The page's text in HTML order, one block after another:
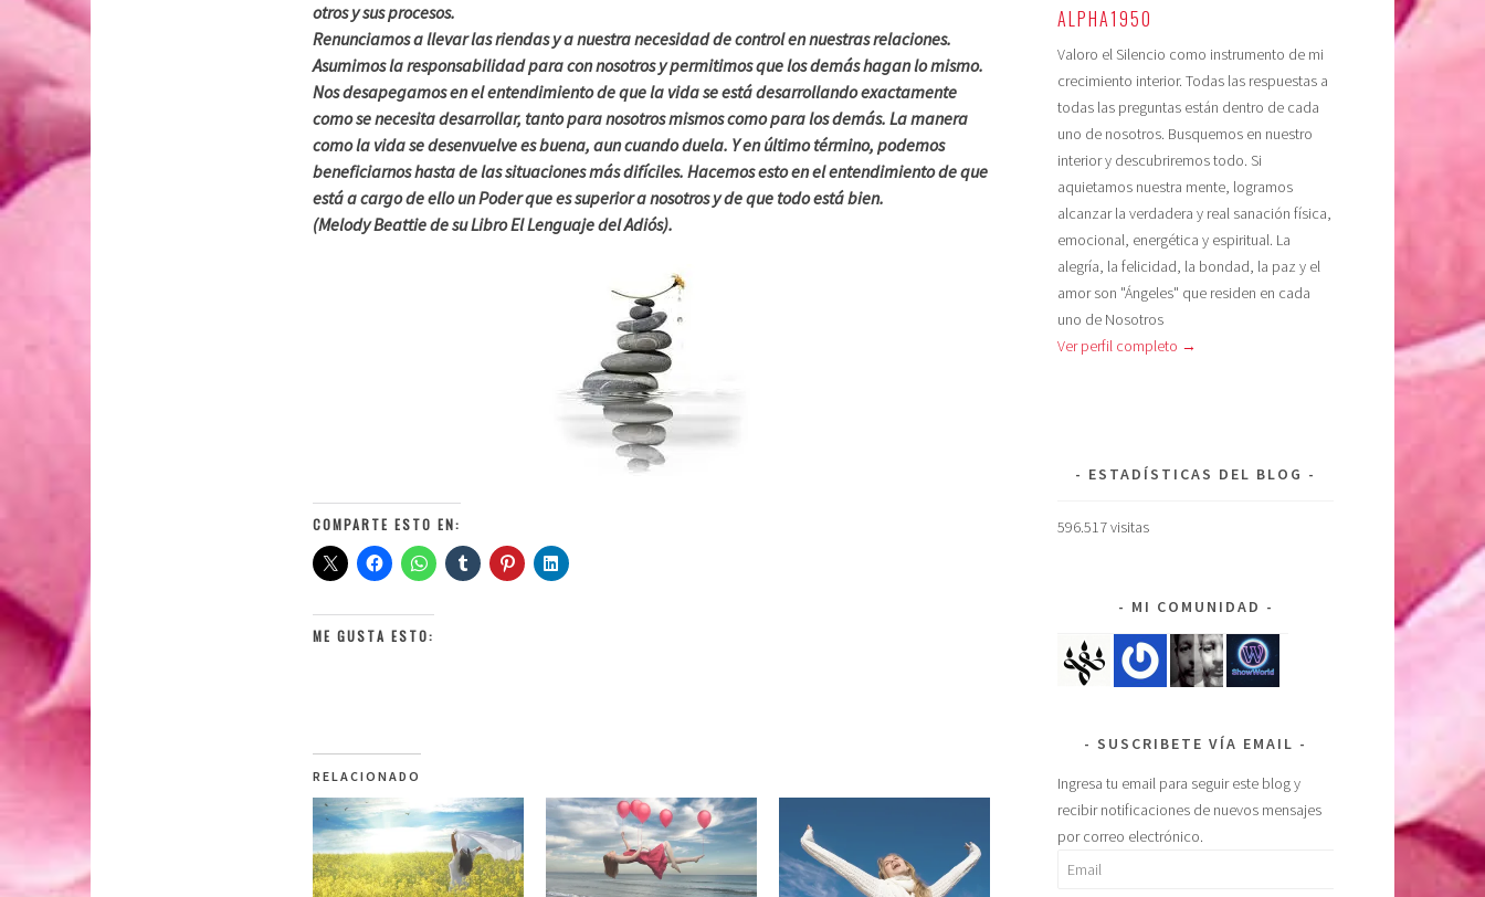
otros y sus procesos.
Renunciamos a llevar las riendas y a nuestra necesidad de control en nuestras relaciones.
Asumimos la responsabilidad para con nosotros y permitimos que los demás hagan lo mismo.
Nos desapegamos en el entendimiento de que la vida se está desarrollando exactamente
como se necesita desarrollar, tanto para nosotros mismos como para los demás. La manera
como la vida se desenvuelve es buena, aun cuando duela. Y en último término, podemos
beneficiarnos hasta de las situaciones más difíciles. Hacemos esto en el entendimiento de que
está a cargo de ello un Poder que es superior a nosotros y de que todo está bien.
(Melody Beattie de su Libro El Lenguaje del Adiós).
COMPARTE ESTO EN:
ME GUSTA ESTO:
RELACIONADO
ALPHA1950
Valoro el Silencio como instrumento de mi
crecimiento interior. Todas las respuestas a
todas las preguntas están dentro de cada
uno de nosotros. Busquemos en nuestro
interior y descubriremos todo. Si
aquietamos nuestra mente, logramos
alcanzar la verdadera y real sanación física,
emocional, energética y espiritual. La
alegría, la felicidad, la bondad, la paz y el
amor son "Ángeles" que residen en cada
uno de Nosotros
Ver perfil completo →
ESTADÍSTICAS DEL BLOG
596.517 visitas
MI COMUNIDAD
SUSCRIBETE VÍA EMAIL
Ingresa tu email para seguir este blog y
recibir notificaciones de nuevos mensajes
por correo electrónico.
Email